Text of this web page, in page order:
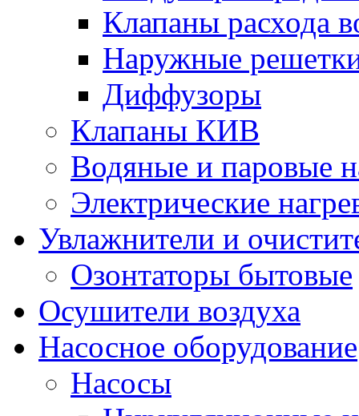
Клапаны расхода
Наружные
Диффузоры
Клапаны КИВ
Водяные и паровые
Электрические
Увлажнители и
Озонтаторы бытовые
Осушители воздуха
Насосное оборудование
Насосы